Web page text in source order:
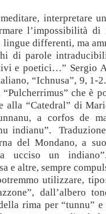
interpretare
l’impossibilità
lingue differenti, ma
di parole
e poetici…” Sergio
“Ichnusa”, 9, 1-
che è
alla “Catedral” di
a corfos de
indianu”.
del Mondano, a
ucciso un
e altre, sempre
utilizzare,
dall’albero
rima per “tunnu” e